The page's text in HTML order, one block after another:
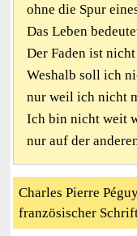
ohne die Spur
Das Leben
Der Faden ist
Weshalb soll ich
nur weil ich nicht
Ich bin nicht weit
nur auf der
Charles Pierre
französischer